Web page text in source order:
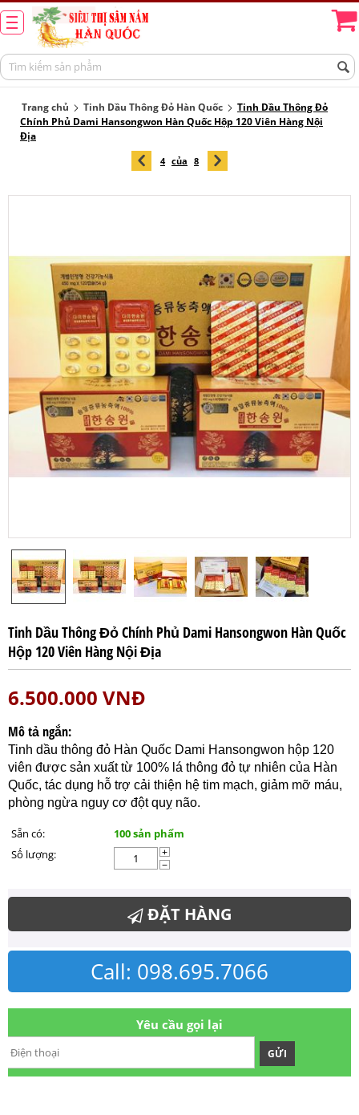
Trang chủ Tinh Dầu Thông Đỏ Hàn Quốc
Tinh Dầu Thông Đỏ
Chính Phủ Dami Hansongwon Hàn Quốc Hộp 120 Viên Hàng Nội
Địa
4 của 8
Tinh Dầu Thông Đỏ Chính Phủ Dami Hansongwon Hàn Quốc
Hộp 120 Viên Hàng Nội Địa
6.500.000 VNĐ
Mô tả ngắn:
Tinh dầu thông đỏ Hàn Quốc Dami Hansongwon hộp 120
viên được sản xuất từ 100% lá thông đỏ tự nhiên của Hàn
Quốc, tác dụng hỗ trợ cải thiện hệ tim mạch, giảm mỡ máu,
phòng ngừa nguy cơ đột quỵ não.
Sẵn có:
100 sản phẩm
Số lượng:
+
−
ĐẶT HÀNG
Call: 098.695.7066
Yêu cầu gọi lại
GỬI